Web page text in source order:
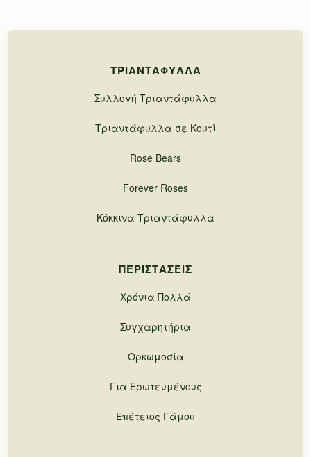
ΤΡΙΑΝΤΆΦΥΛΛΑ
Συλλογή Τριαντάφυλλα
Τριαντάφυλλα σε Κουτί
Rose Bears
Forever Roses
Κόκκινα Τριαντάφυλλα
ΠΕΡΙΣΤΆΣΕΙΣ
Χρόνια Πολλά
Συγχαρητήρια
Ορκωμοσία
Για Ερωτευμένους
Επέτειος Γάμου